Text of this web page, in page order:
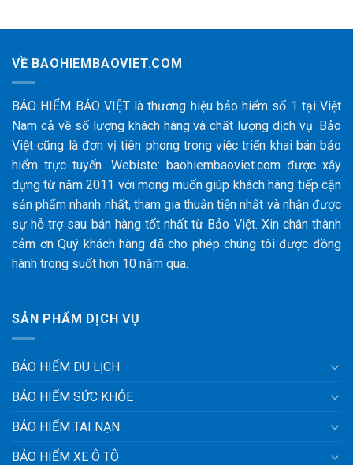
VỀ BAOHIEMBAOVIET.COM
BẢO HIỂM BẢO VIỆT là thương hiệu bảo hiểm số 1 tại Việt
Nam cả về số lượng khách hàng và chất lượng dịch vụ. Bảo
Việt cũng là đơn vị tiên phong trong việc triển khai bán bảo
hiểm trực tuyến. Webiste: baohiembaoviet.com được xây
dựng từ năm 2011 với mong muốn giúp khách hàng tiếp cận
sản phẩm nhanh nhất, tham gia thuận tiện nhất và nhận được
sự hỗ trợ sau bán hàng tốt nhất từ Bảo Việt. Xin chân thành
cảm ơn Quý khách hàng đã cho phép chúng tôi được đồng
hành trong suốt hơn 10 năm qua.
SẢN PHẨM DỊCH VỤ
BẢO HIỂM DU LỊCH
BẢO HIỂM SỨC KHỎE
BẢO HIỂM TAI NẠN
BẢO HIỂM XE Ô TÔ